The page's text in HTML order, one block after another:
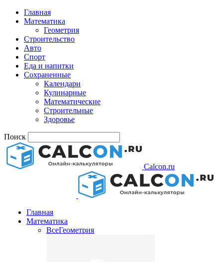
Главная
Математика
Геометрия
Строительство
Авто
Спорт
Еда и напитки
Сохраненные
Календари
Кулинарные
Математические
Строительные
Здоровье
Поиск
Calcon.ru
Главная
Математика
ВсеГеометрия